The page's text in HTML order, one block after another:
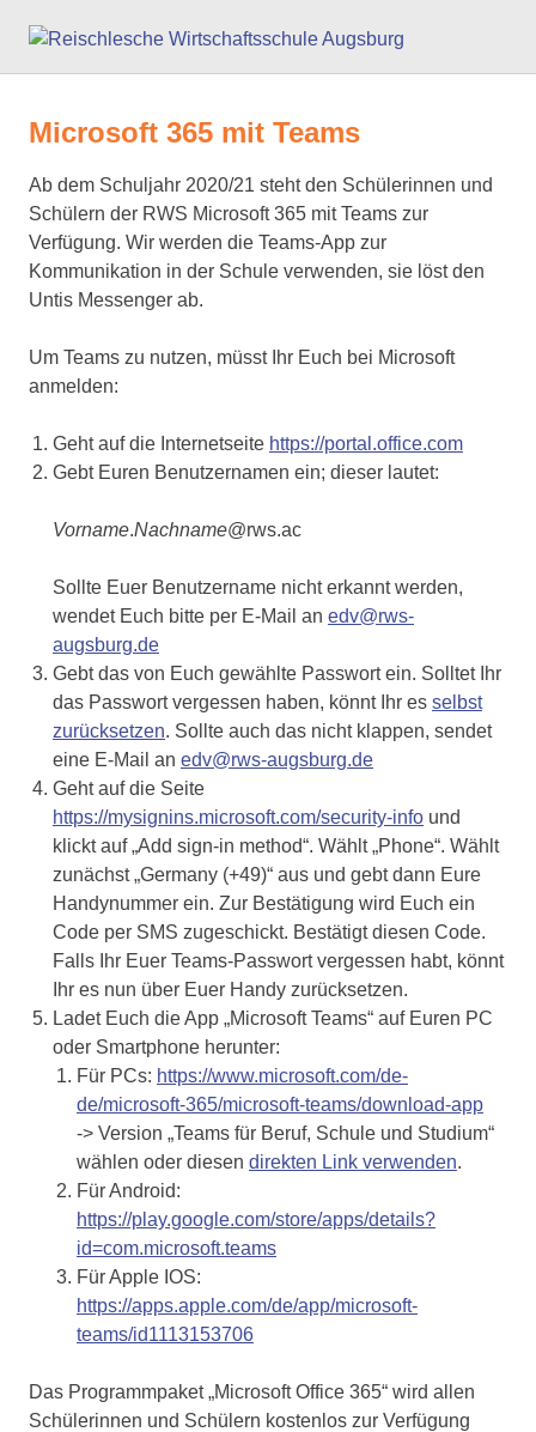
Inhalt
springen
Microsoft 365 mit Teams
Ab dem Schuljahr 2020/21 steht den Schülerinnen und
Schülern der RWS Microsoft 365 mit Teams zur
Verfügung. Wir werden die Teams-App zur
Kommunikation in der Schule verwenden, sie löst den
Untis Messenger ab.
Um Teams zu nutzen, müsst Ihr Euch bei Microsoft
anmelden:
Geht auf die Internetseite https://portal.office.com
Gebt Euren Benutzernamen ein; dieser lautet:
Vorname.Nachname@rws.ac
Sollte Euer Benutzername nicht erkannt werden,
wendet Euch bitte per E-Mail an edv@rws-
augsburg.de
Gebt das von Euch gewählte Passwort ein. Solltet Ihr
das Passwort vergessen haben, könnt Ihr es selbst
zurücksetzen. Sollte auch das nicht klappen, sendet
eine E-Mail an edv@rws-augsburg.de
Geht auf die Seite
https://mysignins.microsoft.com/security-info und
klickt auf „Add sign-in method“. Wählt „Phone“. Wählt
zunächst „Germany (+49)“ aus und gebt dann Eure
Handynummer ein. Zur Bestätigung wird Euch ein
Code per SMS zugeschickt. Bestätigt diesen Code.
Falls Ihr Euer Teams-Passwort vergessen habt, könnt
Ihr es nun über Euer Handy zurücksetzen.
Ladet Euch die App „Microsoft Teams“ auf Euren PC
oder Smartphone herunter:
Für PCs: https://www.microsoft.com/de-
de/microsoft-365/microsoft-teams/download-app
-> Version „Teams für Beruf, Schule und Studium“
wählen oder diesen direkten Link verwenden.
Für Android:
https://play.google.com/store/apps/details?
id=com.microsoft.teams
Für Apple IOS:
https://apps.apple.com/de/app/microsoft-
teams/id1113153706
Das Programmpaket „Microsoft Office 365“ wird allen
Schülerinnen und Schülern kostenlos zur Verfügung